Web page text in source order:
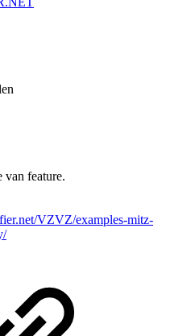
van feature.
VZVZ/examples-mitz-